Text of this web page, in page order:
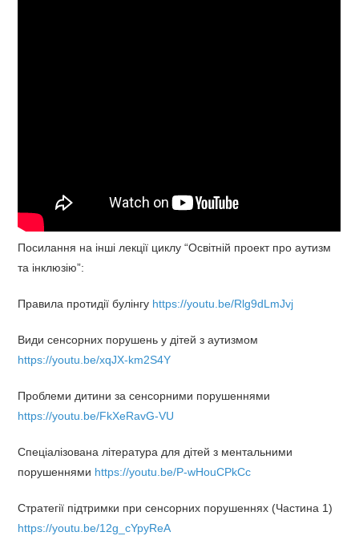
Посилання на інші лекції циклу “Освітній проект про аутизм
та інклюзію”:
Правила протидії булінгу https://youtu.be/Rlg9dLmJvj
Види сенсорних порушень у дітей з аутизмом
https://youtu.be/xqJX-km2S4Y
Проблеми дитини за сенсорними порушеннями
https://youtu.be/FkXeRavG-VU
Спеціалізована література для дітей з ментальними
порушеннями https://youtu.be/P-wHouCPkCc
Стратегії підтримки при сенсорних порушеннях (Частина 1)
https://youtu.be/12g_cYpyReA